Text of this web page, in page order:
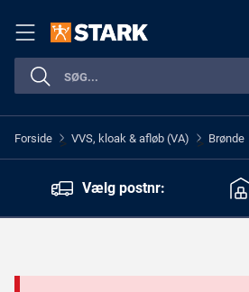
Forside > VVS, kloak & afløb (VA) > Brønde
Vælg postnr: